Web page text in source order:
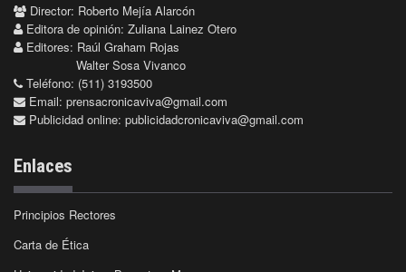
Director: Roberto Mejía Alarcón
Editora de opinión: Zuliana Lainez Otero
Editores: Raúl Graham Rojas
Walter Sosa Vivanco
Teléfono: (511) 3193500
Email: prensacronicaviva@gmail.com
Publicidad online: publicidadcronicaviva@gmail.com
Enlaces
Principios Rectores
Carta de Ética